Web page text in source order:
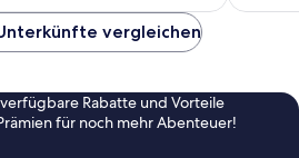
vergleichen
Rabatte und Vorteile
für noch mehr Abenteuer!